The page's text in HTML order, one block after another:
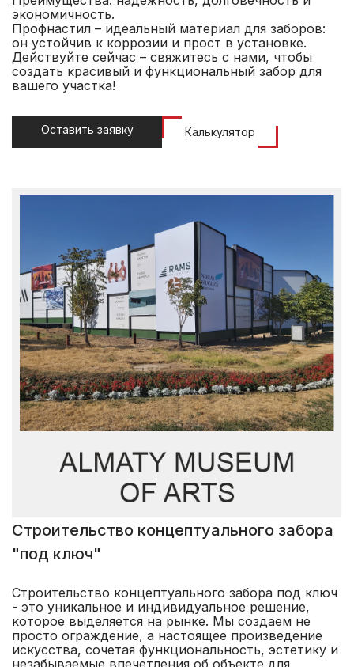
экономичность.
Профнастил – идеальный материал для заборов:
он устойчив к коррозии и прост в установке.
Действуйте сейчас – свяжитесь с нами, чтобы
создать красивый и функциональный забор для
вашего участка!
Оставить заявку Калькулятор
Строительство концептуального забора
"под ключ"
Строительство концептуального забора под ключ
- это уникальное и индивидуальное решение,
которое выделяется на рынке. Мы создаем не
просто ограждение, а настоящее произведение
искусства, сочетая функциональность, эстетику и
незабываемые впечетления об объекте для